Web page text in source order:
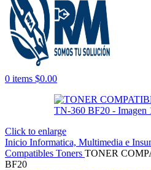
0 items $0.00
Click to enlarge
Inicio Informatica, Multimedia e
Compatibles Toners TONER
BF20